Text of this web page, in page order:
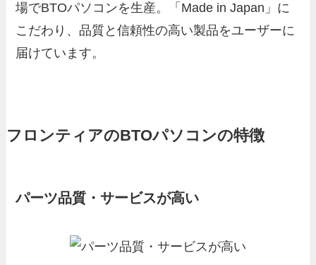
場でBTOパソコンを生産。「Made in Japan」に
こだわり、品質と信頼性の高い製品をユーザーに
届けています。
フロンティアのBTOパソコンの特徴
パーツ品質・サービスが高い